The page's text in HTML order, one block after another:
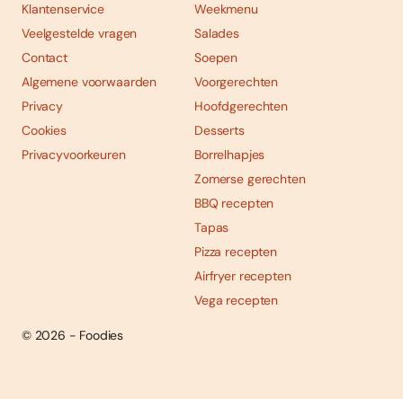
Klantenservice
Veelgestelde vragen
Contact
Algemene voorwaarden
Privacy
Cookies
Privacyvoorkeuren
Weekmenu
Salades
Soepen
Voorgerechten
Hoofdgerechten
Desserts
Borrelhapjes
Zomerse gerechten
BBQ recepten
Tapas
Pizza recepten
Airfryer recepten
Vega recepten
© 2026 - Foodies